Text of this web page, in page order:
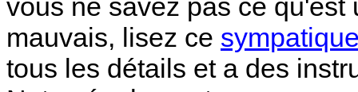
vous ne savez pas ce
mauvais, lisez ce
tous les détails et a des